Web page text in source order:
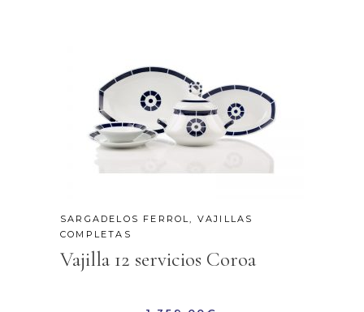
SARGADELOS FERROL, VAJILLAS
COMPLETAS
Vajilla 12 servicios Coroa